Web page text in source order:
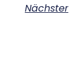
Nächster